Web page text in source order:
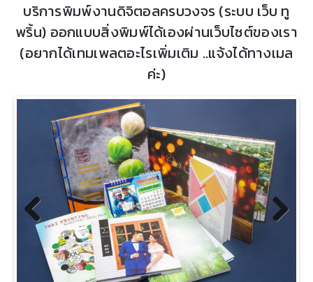
บริการพิมพ์งานดิจิตอลครบวงจร (ระบบ เว็บ ทู
พริ้น) ออกแบบสิ่งพิมพ์ได้เองผ่านเว็บไซต์ของเรา
(อยากได้เทมเพลตอะไรเพิ่มเติม ..แจ้งได้ทางเมล
ค่ะ)
Previous